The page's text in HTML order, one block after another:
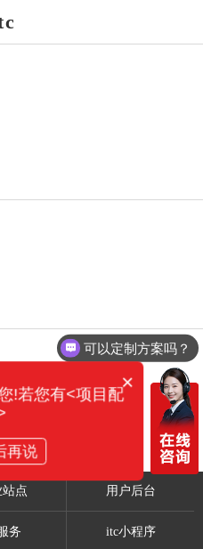
站点 用户后台
务 itc小程序
可以定制方案吗？
×
!若您有<项目配
再说